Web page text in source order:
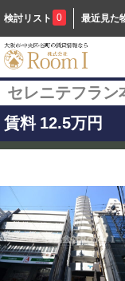
検討リスト 0 最近見た
セレニテフラン
賃料 12.5万円